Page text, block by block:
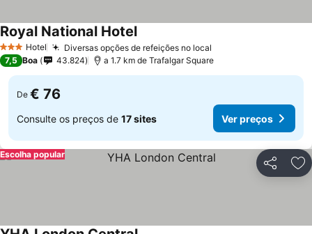
3 EstrelasHotel Diversas opções de refeições no local
Royal National HotelVer preços
7,5 Boa 43.824 a 1.7 km de Trafalgar Square
De € 76
Consulte os preços de 17 sites Ver preços
Partilhar
Escolha popular